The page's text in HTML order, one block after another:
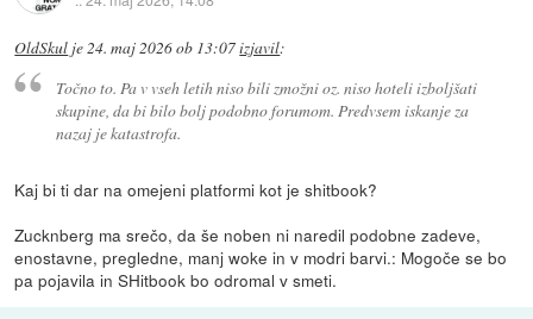
OldSkul je24. maj 2026 ob 13:07izjavil:
Točno to. Pa v vseh letih niso bili zmožni oz. niso hoteli izboljšati
skupine, da bi bilo bolj podobno forumom. Predvsem iskanje za
nazaj je katastrofa.
Kaj bi ti dar na omejeni platformi kot je shitbook?
Zucknberg ma srečo, da še noben ni naredil podobne zadeve,
enostavne, pregledne, manj woke in v modri barvi.: Mogoče se bo
pa pojavila in SHitbook bo odromal v smeti.